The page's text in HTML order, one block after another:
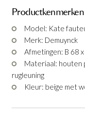
Productkenmerken
Model: Kate
Merk: Demuynck
Afmetingen: B 68
Materiaal: houten
rugleuning
Kleur: beige met
Productnummer:
€ 1.240,00 incl.
GA NAAR
OF VERDER